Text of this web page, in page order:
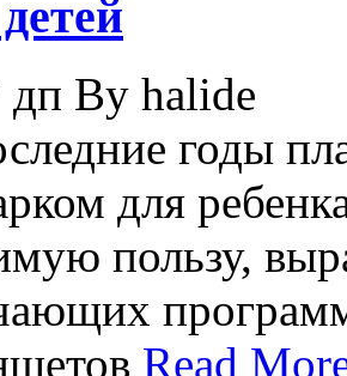
дп By halide
годы
для
пользу,
Read